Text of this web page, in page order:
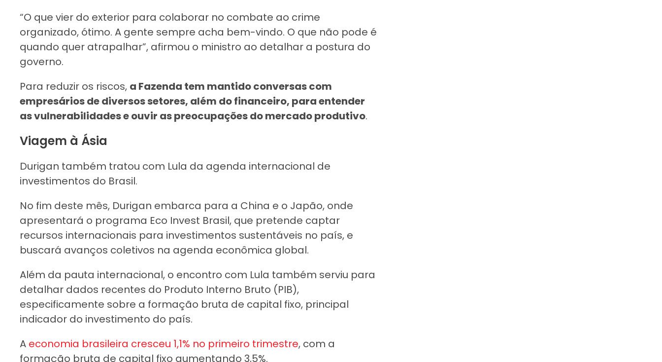
“O que vier do exterior para colaborar no combate ao crime
organizado, ótimo. A gente sempre acha bem-vindo. O que não pode é
quando quer atrapalhar”, afirmou o ministro ao detalhar a postura do
governo.
Para reduzir os riscos, a Fazenda tem mantido conversas com
empresários de diversos setores, além do financeiro, para entender
as vulnerabilidades e ouvir as preocupações do mercado produtivo.
Viagem à Ásia
Durigan também tratou com Lula da agenda internacional de
investimentos do Brasil.
No fim deste mês, Durigan embarca para a China e o Japão, onde
apresentará o programa Eco Invest Brasil, que pretende captar
recursos internacionais para investimentos sustentáveis no país, e
buscará avanços coletivos na agenda econômica global.
Além da pauta internacional, o encontro com Lula também serviu para
detalhar dados recentes do Produto Interno Bruto (PIB),
especificamente sobre a formação bruta de capital fixo, principal
indicador do investimento do país.
A economia brasileira cresceu 1,1% no primeiro trimestre, com a
formação bruta de capital fixo aumentando 3,5%.